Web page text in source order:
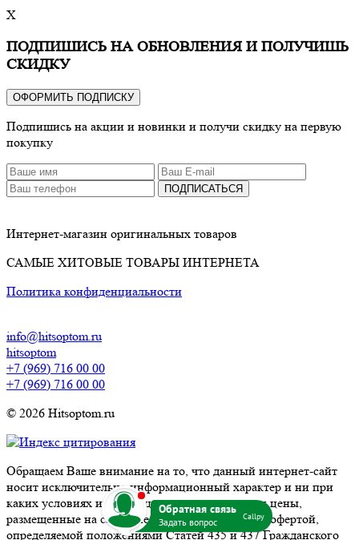
X
ПОДПИШИСЬ НА ОБНОВЛЕНИЯ И ПОЛУЧИШЬ
СКИДКУ
ОФОРМИТЬ ПОДПИСКУ
Подпишись на акции и новинки и получи скидку на первую
покупку
ПОДПИСАТЬСЯ
Интернет-магазин оригинальных товаров
САМЫЕ ХИТОВЫЕ ТОВАРЫ ИНТЕРНЕТА
Политика конфиденциальности
info@hitsoptom.ru
hitsoptom
+7 (969) 716 00 00
+7 (969) 716 00 00
© 2026 Hitsoptom.ru
Обращаем Ваше внимание на то, что данный интернет-сайт
носит исключительно информационный характер и ни при
каких условиях информационные материалы и цены,
размещенные на сайте, не являются публичной офертой,
определяемой положениями Статей 435 и 437 Гражданского
Callpy
b